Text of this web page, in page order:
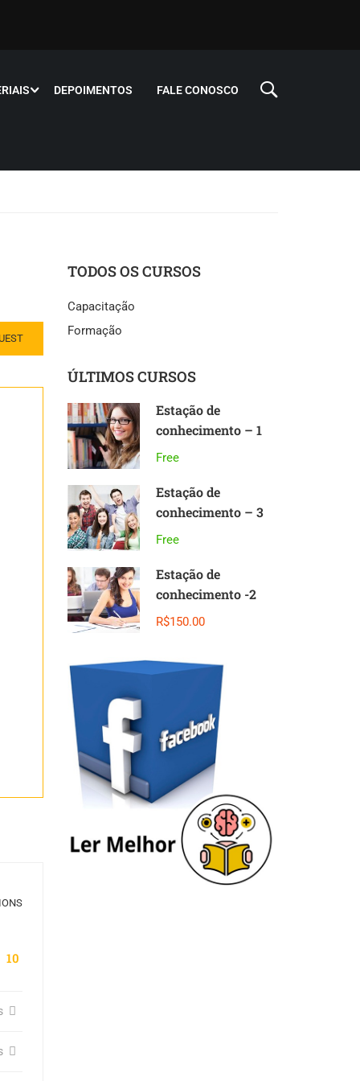
DEPOIMENTOS FALE CONOSCO
10
TODOS OS CURSOS
Capacitação
Formação
ÚLTIMOS CURSOS
Estação de
conhecimento – 1
Free
Estação de
conhecimento – 3
Free
Estação de
conhecimento -2
R$150.00